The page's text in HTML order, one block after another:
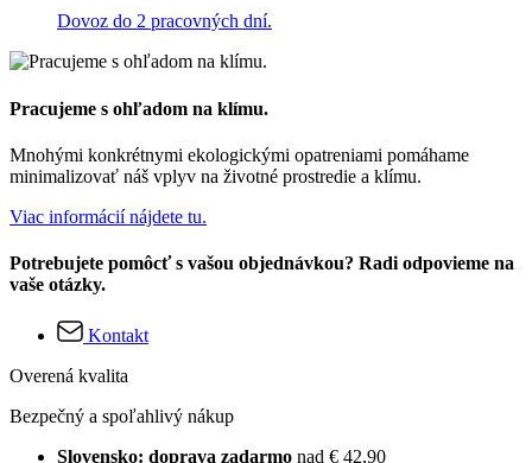
Dovoz do 2 pracovných dní.
Pracujeme s ohľadom na klímu.
Mnohými konkrétnymi ekologickými opatreniami pomáhame
minimalizovať náš vplyv na životné prostredie a klímu.
Viac informácií nájdete tu.
Potrebujete pomôcť s vašou objednávkou? Radi odpovieme na
vaše otázky.
Kontakt
Overená kvalita
Bezpečný a spoľahlivý nákup
Slovensko: doprava zadarmo nad € 42,90